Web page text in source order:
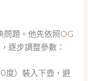
問題。他先依照OG
逐步調整參數：
度）裝入下壺，避